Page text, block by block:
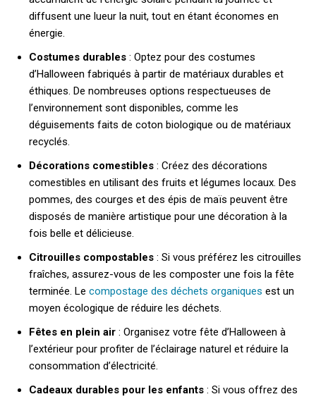
diffusent une lueur la nuit, tout en étant économes en
énergie.
Costumes durables : Optez pour des costumes
d’Halloween fabriqués à partir de matériaux durables et
éthiques. De nombreuses options respectueuses de
l’environnement sont disponibles, comme les
déguisements faits de coton biologique ou de matériaux
recyclés.
Décorations comestibles : Créez des décorations
comestibles en utilisant des fruits et légumes locaux. Des
pommes, des courges et des épis de maïs peuvent être
disposés de manière artistique pour une décoration à la
fois belle et délicieuse.
Citrouilles compostables : Si vous préférez les citrouilles
fraîches, assurez-vous de les composter une fois la fête
terminée. Le compostage des déchets organiques est un
moyen écologique de réduire les déchets.
Fêtes en plein air : Organisez votre fête d’Halloween à
l’extérieur pour profiter de l’éclairage naturel et réduire la
consommation d’électricité.
Cadeaux durables pour les enfants : Si vous offrez des